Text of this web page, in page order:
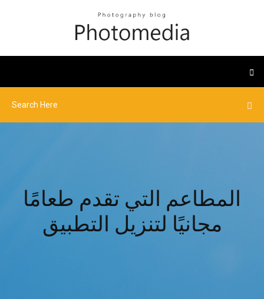
المطاعم التي تقدم طعامًا
مجانيًا لتنزيل التطبيق